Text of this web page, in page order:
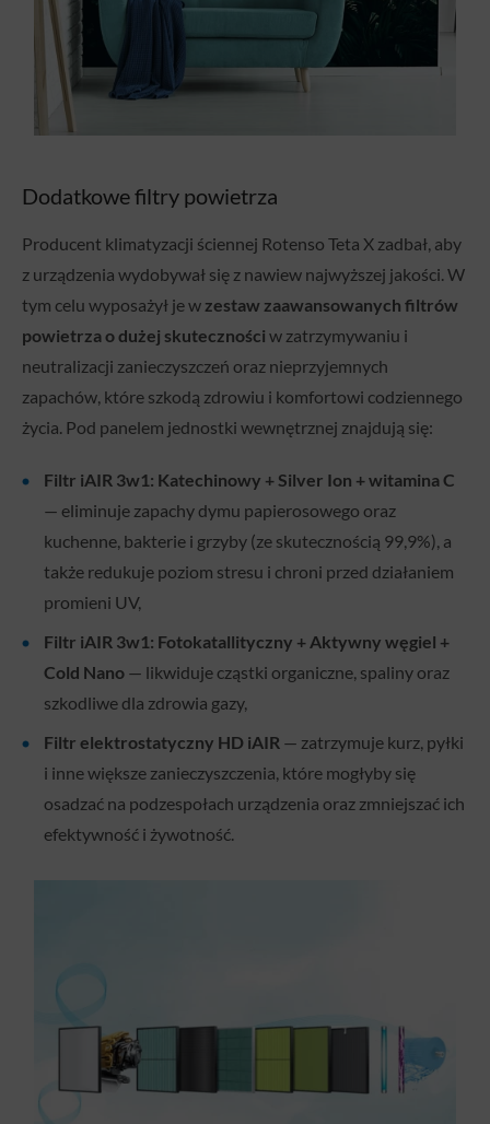
Dodatkowe filtry powietrza
Producent klimatyzacji ściennej Rotenso Teta X zadbał, aby
z urządzenia wydobywał się z nawiew najwyższej jakości. W
tym celu wyposażył je w zestaw zaawansowanych filtrów
powietrza o dużej skuteczności w zatrzymywaniu i
neutralizacji zanieczyszczeń oraz nieprzyjemnych
zapachów, które szkodą zdrowiu i komfortowi codziennego
życia. Pod panelem jednostki wewnętrznej znajdują się:
Filtr iAIR 3w1: Katechinowy + Silver Ion + witamina C
— eliminuje zapachy dymu papierosowego oraz
kuchenne, bakterie i grzyby (ze skutecznością 99,9%), a
także redukuje poziom stresu i chroni przed działaniem
promieni UV,
Filtr iAIR 3w1: Fotokatallityczny + Aktywny węgiel +
Cold Nano — likwiduje cząstki organiczne, spaliny oraz
szkodliwe dla zdrowia gazy,
Filtr elektrostatyczny HD iAIR — zatrzymuje kurz, pyłki
i inne większe zanieczyszczenia, które mogłyby się
osadzać na podzespołach urządzenia oraz zmniejszać ich
efektywność i żywotność.